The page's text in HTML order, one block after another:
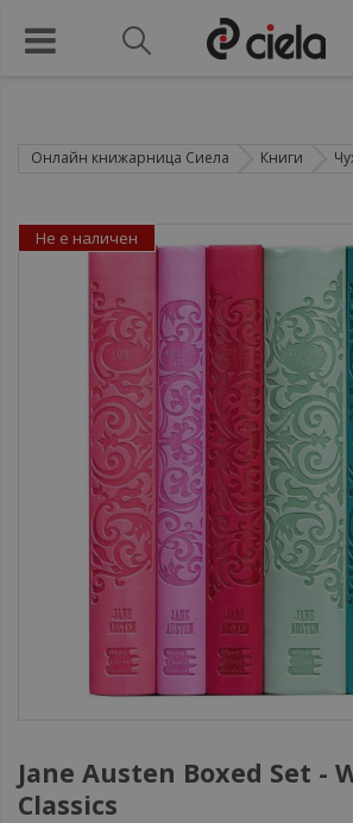
Онлайн книжарница Сиела Книги
Jane Austen Boxed Set -
Classics
Не е наличен